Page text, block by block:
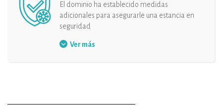
El dominio ha establecido medidas
adicionales para asegurarle una estancia en
seguridad
Medidas de seguridad en la área de
Ver más